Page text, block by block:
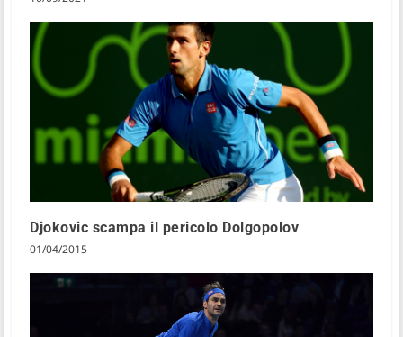
Djokovic scampa il pericolo Dolgopolov
01/04/2015